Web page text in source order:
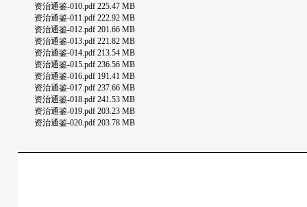
资治通鉴-010.pdf 225.47 MB
资治通鉴-011.pdf 222.92 MB
资治通鉴-012.pdf 201.66 MB
资治通鉴-013.pdf 221.82 MB
资治通鉴-014.pdf 213.54 MB
资治通鉴-015.pdf 236.56 MB
资治通鉴-016.pdf 191.41 MB
资治通鉴-017.pdf 237.66 MB
资治通鉴-018.pdf 241.53 MB
资治通鉴-019.pdf 203.23 MB
资治通鉴-020.pdf 203.78 MB